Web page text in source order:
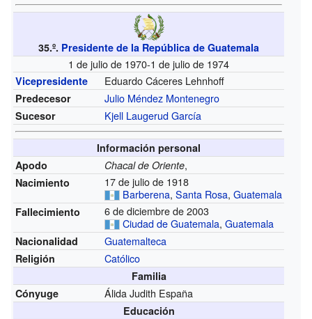
35.º. Presidente de la República de Guatemala
1 de julio de 1970-1 de julio de 1974
Vicepresidente Eduardo Cáceres Lehnhoff
Predecesor Julio Méndez Montenegro
Sucesor Kjell Laugerud García
Información personal
Apodo
Chacal de Oriente,
Nacimiento
17 de julio de 1918
Barberena,Santa Rosa,Guatemala
Fallecimiento
6 de diciembre de 2003
Ciudad de Guatemala,Guatemala
Nacionalidad Guatemalteca
Religión Católico
Familia
Cónyuge
Álida Judith España
Educación